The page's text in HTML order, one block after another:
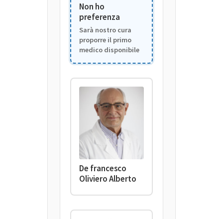
Non ho
preferenza
Sarà nostro cura
proporre il primo
medico disponibile
De francesco
Oliviero Alberto